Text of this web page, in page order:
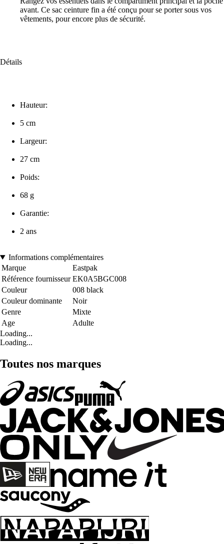
avant. Ce sac ceinture fin a été conçu pour se porter sous vos
vêtements, pour encore plus de sécurité.
Détails
Hauteur:
5 cm
Largeur:
27 cm
Poids:
68 g
Garantie:
2 ans
Informations complémentaires
Marque
Eastpak
Référence fournisseur EK0A5BGC008
Couleur
008 black
Couleur dominante
Noir
Genre
Mixte
Age
Adulte
Loading...
Loading...
Toutes nos marques